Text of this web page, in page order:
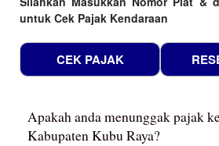
untuk Cek Pajak Kendaraan
Apakah anda menunggak pajak
Kabupaten Kubu Raya?